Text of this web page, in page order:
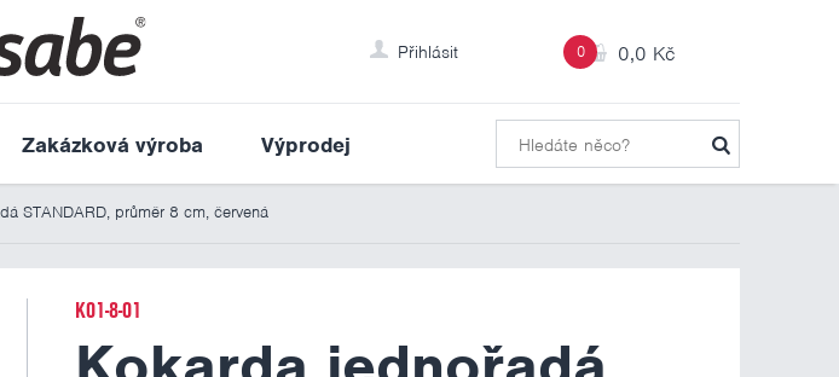
0 0,0 Kč
Přihlásit
Zakázková výroba Výprodej
STANDARD, průměr 8 cm, červená
K01-8-01